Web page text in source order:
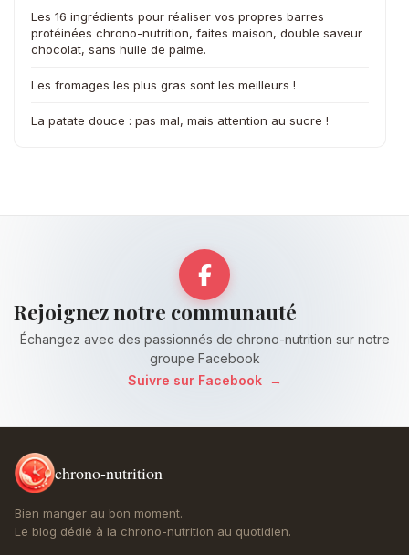
Les 16 ingrédients pour réaliser vos propres barres
protéinées chrono-nutrition, faites maison, double saveur
chocolat, sans huile de palme.
Les fromages les plus gras sont les meilleurs !
La patate douce : pas mal, mais attention au sucre !
Rejoignez notre communauté
Échangez avec des passionnés de chrono-nutrition sur notre
groupe Facebook
Suivre sur Facebook
→
chrono-nutrition
Bien manger au bon moment.
Le blog dédié à la chrono-nutrition au quotidien.